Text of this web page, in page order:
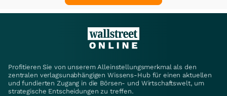
Profitieren Sie von unserem Alleinstellungsmerkmal als den
zentralen verlagsunabhängigen Wissens-Hub für einen aktuellen
und fundierten Zugang in die Börsen- und Wirtschaftswelt, um
strategische Entscheidungen zu treffen.